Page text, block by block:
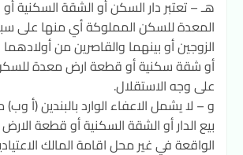
هـ – تعتبر دار السكن أو الشقة السكنية
المعدة للسكن المملوكة أي منها على
الزوجين أو بينهما والقاصرين من
أو شقة سكنية أو قطعة ارض معدة
على وجه الاستقلال.
و – لا يشمل الاعفاء الوارد بالبندين (أ
بيع الدار أو الشقة السكنية أو قطعة
الواقعة في غير محل اقامة المالك